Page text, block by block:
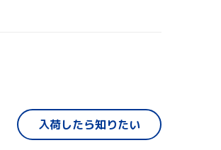
入荷したら知りたい